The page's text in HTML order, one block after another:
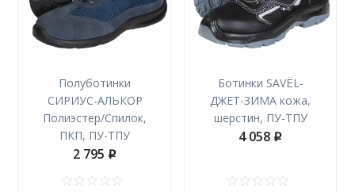
Полуботинки
СИРИУС-АЛЬКОР
Полиэстер/Спилок,
ПКП, ПУ-ТПУ
2 795 p
Ботинки SAVЁL-
ДЖЕТ-ЗИМА кожа,
шерстин, ПУ-ТПУ
4 058 p